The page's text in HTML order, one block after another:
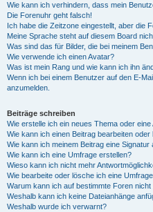
Wie kann ich verhindern, dass mein
Die Forenuhr geht falsch!
Ich habe die Zeitzone eingestellt, aber die
Meine Sprache steht auf diesem Board
Was sind das für Bilder, die bei meinem
Wie verwende ich einen Avatar?
Was ist mein Rang und wie kann ich ihn
Wenn ich bei einem Benutzer auf den E-
anzumelden.
Beiträge schreiben
Wie erstelle ich ein neues Thema oder eine
Wie kann ich einen Beitrag bearbeiten oder
Wie kann ich meinem Beitrag eine Signatur
Wie kann ich eine Umfrage erstellen?
Wieso kann ich nicht mehr
Wie bearbeite oder lösche ich eine
Warum kann ich auf bestimmte Foren nicht
Weshalb kann ich keine Dateianhänge
Weshalb wurde ich verwarnt?